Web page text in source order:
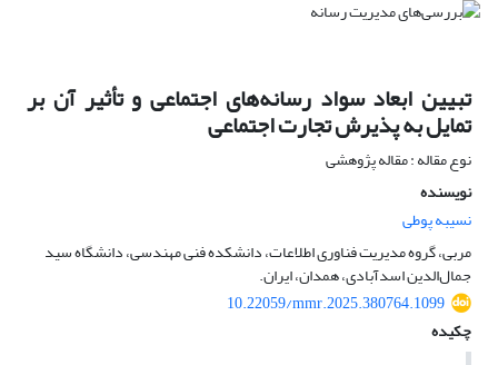
تبیین ابعاد سواد رسانه‌های اجتماعی و تأثیر آن بر
تمایل به پذیرش تجارت اجتماعی
نوع مقاله : مقاله پژوهشی
نویسنده
نسیبه پوطی
مربی، گروه مدیریت فناوری اطلاعات، دانشکده فنی مهندسی، دانشگاه سید
جمال‌الدین اسدآبادی، همدان، ایران.
10.22059/mmr.2025.380764.1099
چکیده